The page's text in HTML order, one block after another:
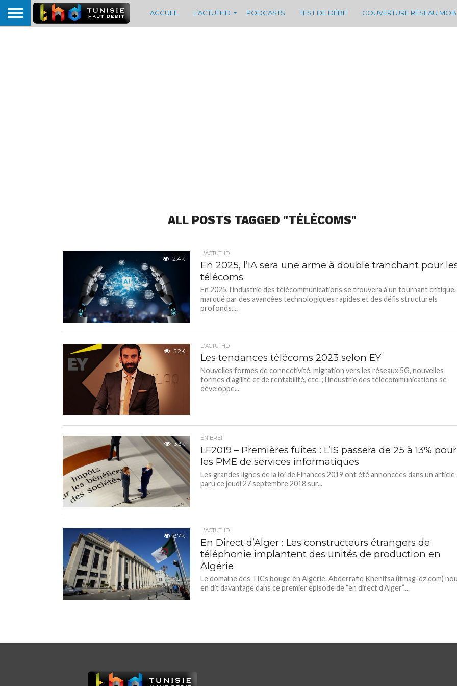
ACCUEIL L’ACTUTHD PODCASTS TEST DE DÉBIT COUVERTURE RÉSEAU
ALL POSTS TAGGED "TÉLÉCOMS"
2.4K
L'ACTUTHD
En 2025, l’IA sera une arme à double tranchant pour
télécoms
En 2025, l’industrie des télécommunications se trouvera à un tournant critique,
marqué par des avancées technologiques rapides et des défis structurels
profonds....
5.2K
L'ACTUTHD
Les tendances télécoms 2023 selon EY
Nouvelles formes de connectivité, migration vers les réseaux 5G, nouvelles
formes d’agilité et de rentabilité, etc. ; l’industrie des télécommunications se
développe...
3.3K
EN BREF
LF2019 – Premières fuites : L’IS passera de 25 à 13% pour
les PME de services informatiques
Les grandes lignes de la loi de Finances 2019 ont été annoncées dans un article
paru ce jeudi 27 septembre 2018 sur...
3.7K
L'ACTUTHD
En Direct d’Alger : Les constructeurs étrangers de
téléphonie implantent des unités de production en
Algérie
Le domaine des TICs bouge en Algérie. Abderrafiq Khenifsa (itmag-dz.com)
en dit davantage dans ce premier épisode de “en direct d’Alger”....